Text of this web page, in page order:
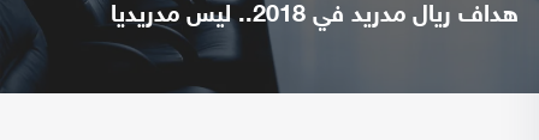
هداف ريال مدريد في 2018.. ليس مدريديا